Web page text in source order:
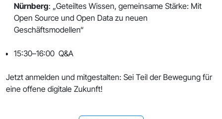
Nürnberg: „Geteiltes Wissen, gemeinsame Stärke: Mit
Open Source und Open Data zu neuen
Geschäftsmodellen“
15:30–16:00 Q&A
Jetzt anmelden und mitgestalten: Sei Teil der Bewegung für
eine offene digitale Zukunft!